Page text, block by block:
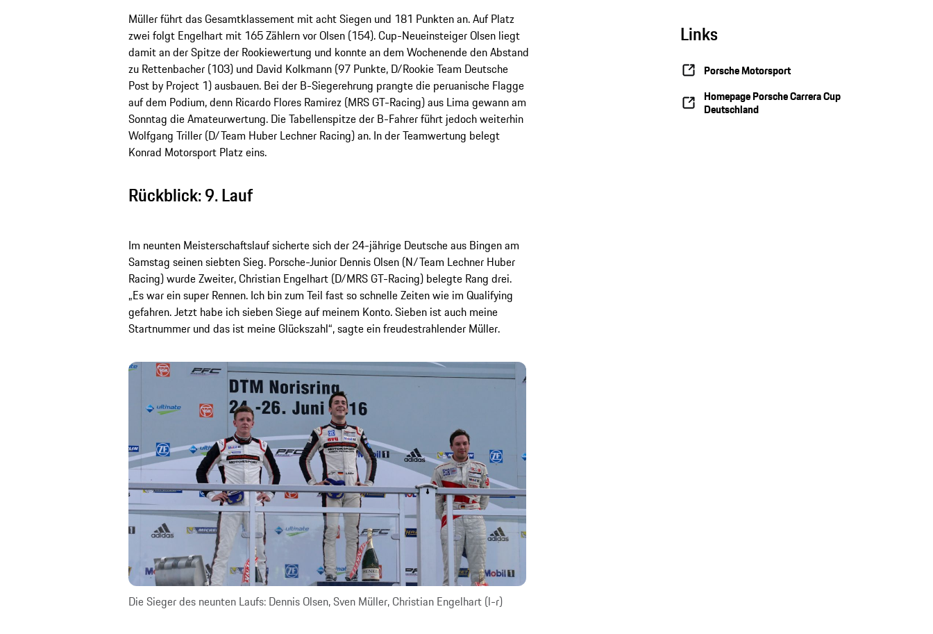
Müller führt das Gesamtklassement mit acht Siegen und 181 Punkten an. Auf Platz
zwei folgt Engelhart mit 165 Zählern vor Olsen (154). Cup-Neueinsteiger Olsen liegt
damit an der Spitze der Rookiewertung und konnte an dem Wochenende den Abstand
zu Rettenbacher (103) und David Kolkmann (97 Punkte, D/Rookie Team Deutsche
Post by Project 1) ausbauen. Bei der B-Siegerehrung prangte die peruanische Flagge
auf dem Podium, denn Ricardo Flores Ramirez (MRS GT-Racing) aus Lima gewann am
Sonntag die Amateurwertung. Die Tabellenspitze der B-Fahrer führt jedoch weiterhin
Wolfgang Triller (D/Team Huber Lechner Racing) an. In der Teamwertung belegt
Konrad Motorsport Platz eins.
Rückblick: 9. Lauf
Im neunten Meisterschaftslauf sicherte sich der 24-jährige Deutsche aus Bingen am
Samstag seinen siebten Sieg. Porsche-Junior Dennis Olsen (N/Team Lechner Huber
Racing) wurde Zweiter, Christian Engelhart (D/MRS GT-Racing) belegte Rang drei.
„Es war ein super Rennen. Ich bin zum Teil fast so schnelle Zeiten wie im Qualifying
gefahren. Jetzt habe ich sieben Siege auf meinem Konto. Sieben ist auch meine
Startnummer und das ist meine Glückszahl“, sagte ein freudestrahlender Müller.
Die Sieger des neunten Laufs: Dennis Olsen, Sven Müller, Christian Engelhart (l-r)
Links
Porsche Motorsport
Homepage Porsche Carrera Cup
Deutschland